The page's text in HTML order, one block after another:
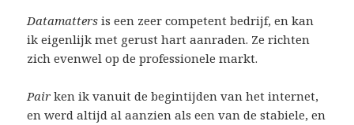
Datamatters is een zeer competent bedrijf, en kan
ik eigenlijk met gerust hart aanraden. Ze richten
zich evenwel op de professionele markt.
Pair ken ik vanuit de begintijden van het internet,
en werd altijd al aanzien als een van de stabiele, en